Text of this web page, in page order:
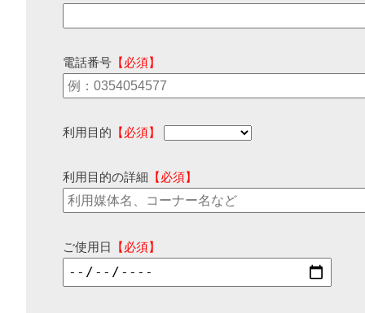
電話番号 【必須】
利用目的 【必須】
利用目的の詳細 【必須】
ご使用日 【必須】